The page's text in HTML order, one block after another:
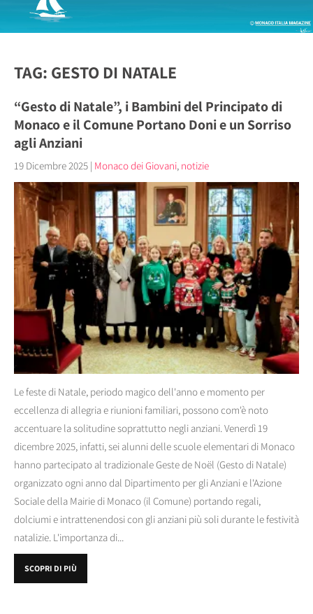
TAG: GESTO DI NATALE
“Gesto di Natale”, i Bambini del Principato di
Monaco e il Comune Portano Doni e un Sorriso
agli Anziani
19 Dicembre 2025 | Monaco dei Giovani, notizie
Le feste di Natale, periodo magico dell'anno e momento per
eccellenza di allegria e riunioni familiari, possono com'è noto
accentuare la solitudine soprattutto negli anziani. Venerdì 19
dicembre 2025, infatti, sei alunni delle scuole elementari di Monaco
hanno partecipato al tradizionale Geste de Noël (Gesto di Natale)
organizzato ogni anno dal Dipartimento per gli Anziani e l'Azione
Sociale della Mairie di Monaco (il Comune) portando regali,
dolciumi e intrattenendosi con gli anziani più soli durante le festività
natalizie. L'importanza di...
SCOPRI DI PIÙ